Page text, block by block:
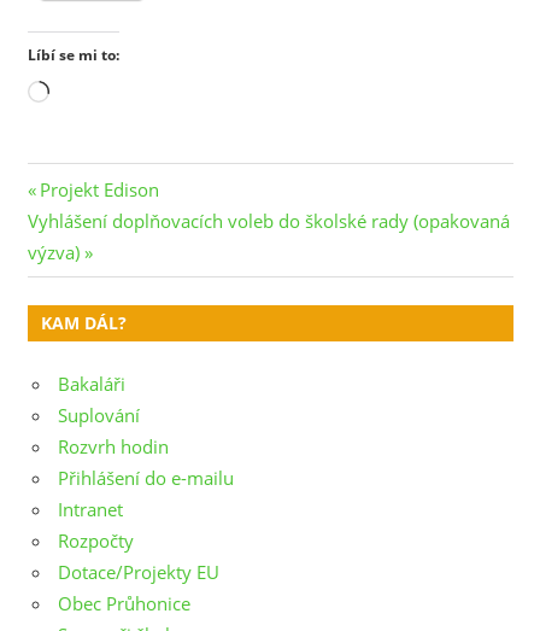
Líbí se mi to:
Načítání…
Navigace
pro
příspěvek
Previous
Post:
Projekt Edison
Next
Post:
Vyhlášení doplňovacích voleb do školské rady (opakovaná
výzva)
KAM DÁL?
Bakaláři
Suplování
Rozvrh hodin
Přihlášení do e-mailu
Intranet
Rozpočty
Dotace/Projekty EU
Obec Průhonice